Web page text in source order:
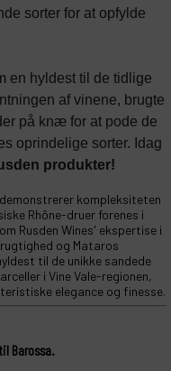
sorter for at opfylde
en hyldest til de tidlige
af vinene, brugte
på knæ for at pode de
oprindelige sorter. Idag
produkter!
kompleksiteten
Rhône-druer forenes i
Rusden Wines' ekspertise i
og Mataros
til de unikke sandede
i Vine Vale-regionen,
elegance og finesse.
Barossa.